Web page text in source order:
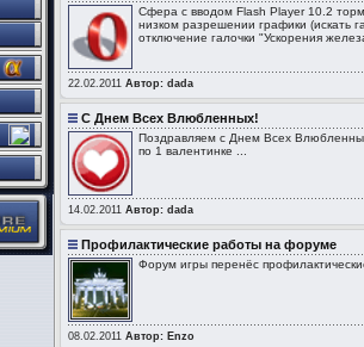
Сфера с вводом Flash Player 10.2
низком разрешении графики (искать
отключение галочки "Ускорения
22.02.2011 Автор: dada
С Днем Всех Влюбленных!
Поздравляем с Днем Всех
по 1 валентинке ...
14.02.2011 Автор: dada
Профилактические работы на форуме
Форум игры перенёс
08.02.2011 Автор: Enzo